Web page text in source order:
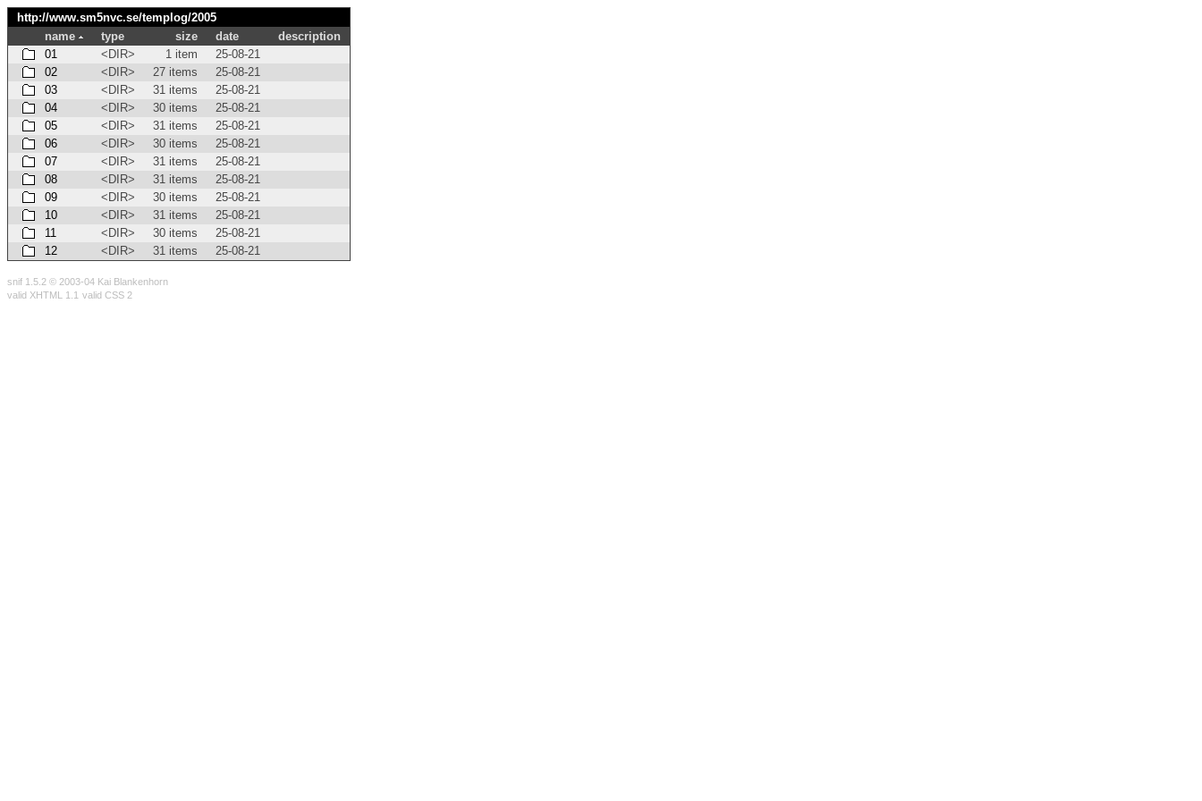
http://www.sm5nvc.se/templog/2005
name
type size date
description
01
<DIR> 1 item
25-08-21
02
<DIR> 27 items
25-08-21
03
<DIR> 31 items
25-08-21
04
<DIR> 30 items
25-08-21
05
<DIR> 31 items
25-08-21
06
<DIR> 30 items
25-08-21
07
<DIR> 31 items
25-08-21
08
<DIR> 31 items
25-08-21
09
<DIR> 30 items
25-08-21
10
<DIR> 31 items
25-08-21
11
<DIR> 30 items
25-08-21
12
<DIR> 31 items 25-08-21
snif 1.5.2 © 2003-04 Kai Blankenhorn
valid XHTML 1.1 valid CSS 2